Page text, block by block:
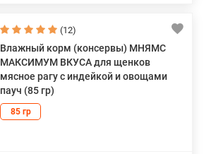
(12)
Влажный корм (консервы) МНЯМС
МАКСИМУМ ВКУСА для щенков
мясное рагу с индейкой и овощами
пауч (85 гр)
85 гр